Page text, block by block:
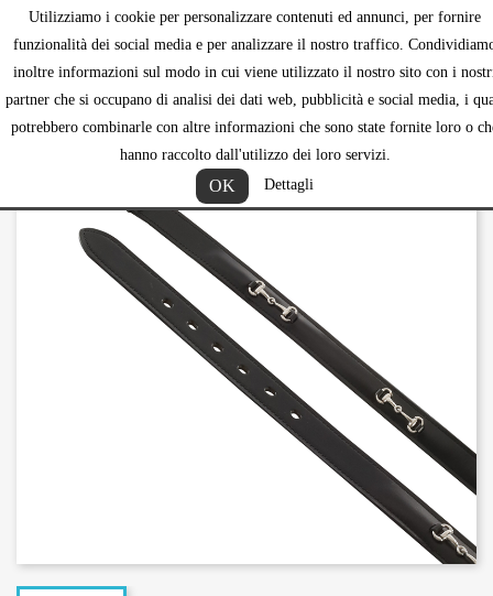
Utilizziamo i cookie per personalizzare contenuti ed annunci, per fornire
funzionalità dei social media e per analizzare il nostro traffico.
inoltre informazioni sul modo in cui viene utilizzato il nostro sito con i
partner che si occupano di analisi dei dati web, pubblicità e social media, i
potrebbero combinarle con altre informazioni che sono state fornite loro o
hanno raccolto dall'utilizzo dei loro servizi.
OK Dettagli
